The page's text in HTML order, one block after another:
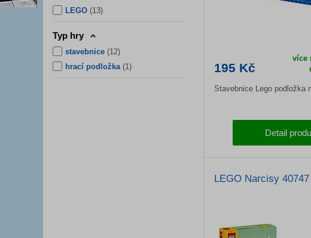
195 Kč
více
Stavebnice Lego podložka
Detail
LEGO Narcisy 40747
LEGO (13)
Typ hry
stavebnice (12)
hrací podložka (1)